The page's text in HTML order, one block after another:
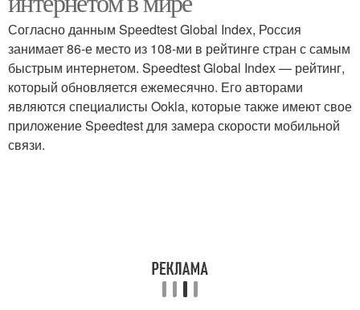
Согласно данным Speedtest Global Index, Россия
занимает 86-е место из 108-ми в рейтинге стран с самым
быстрым интернетом. Speedtest Global Index — рейтинг,
который обновляется ежемесячно. Его авторами
являются специалисты Ookla, которые также имеют свое
приложение Speedtest для замера скорости мобильной
связи.